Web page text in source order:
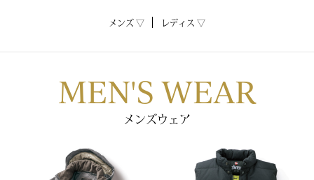
セーター／カ
ベスト
メンズ ▽ レディス ▽
MEN'S WEAR
メンズウェア